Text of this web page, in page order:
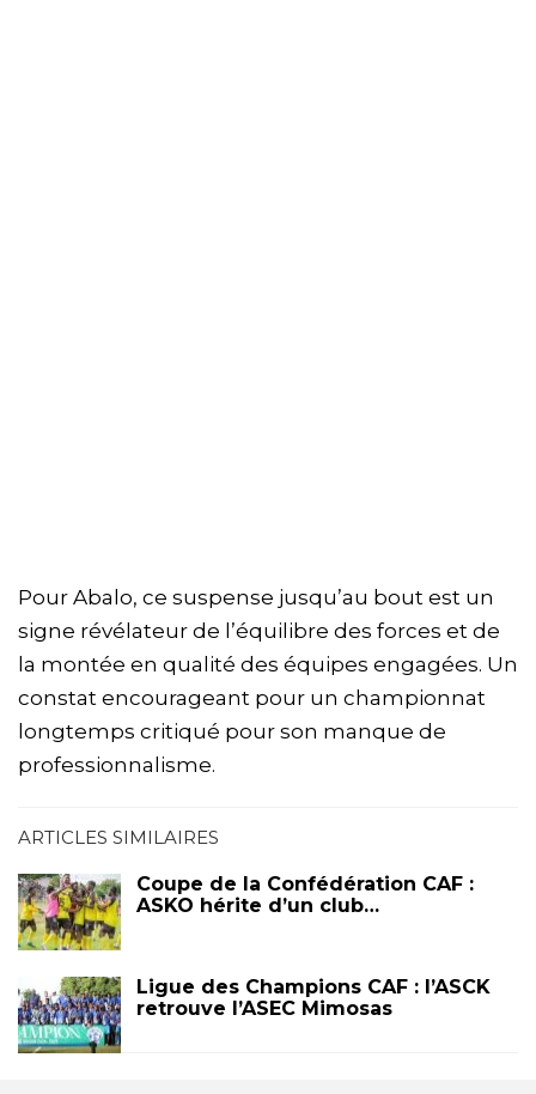
Pour Abalo, ce suspense jusqu’au bout est un
signe révélateur de l’équilibre des forces et de
la montée en qualité des équipes engagées. Un
constat encourageant pour un championnat
longtemps critiqué pour son manque de
professionnalisme.
ARTICLES SIMILAIRES
Coupe de la Confédération CAF :
ASKO hérite d’un club…
Ligue des Champions CAF : l’ASCK
retrouve l’ASEC Mimosas